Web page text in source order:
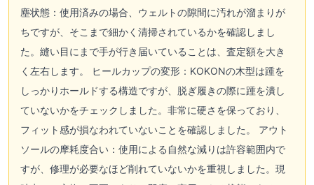
塵状態：使用済みの場合、ウェルトの隙間に汚れが溜まりが
ちですが、そこまで細かく清掃されているかを確認しまし
た。縫い目にまで手が行き届いていることは、査定額を大き
く左右します。 ヒールカップの変形：KOKONの木型は踵を
しっかりホールドする構造ですが、脱ぎ履きの際に踵を潰し
ていないかをチェックしました。非常に硬さを保っており、
フィット感が損なわれていないことを確認しました。 アウト
ソールの摩耗度合い：使用による自然な減りは許容範囲内で
すが、修理が必要なほど削れていないかを重視しました。現